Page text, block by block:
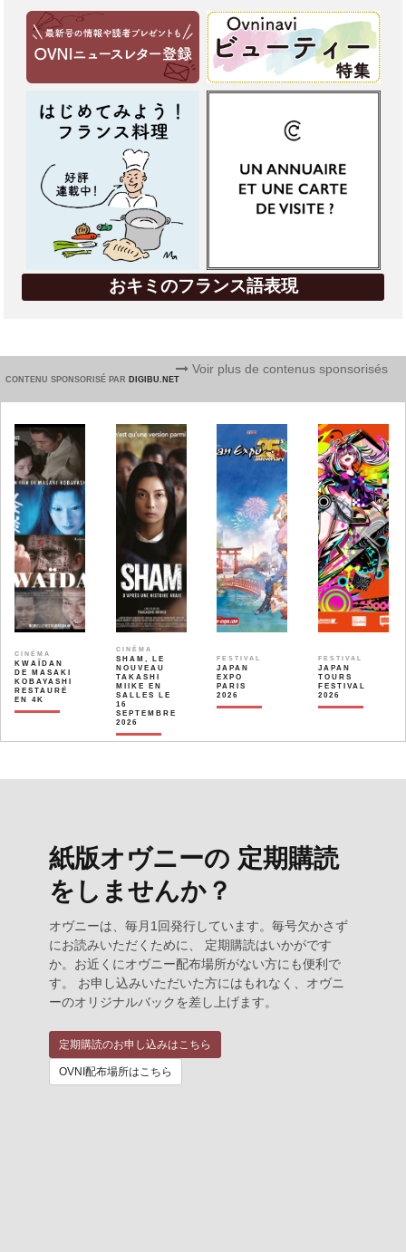
おキミのフランス語表現
CONTENU SPONSORISÉ PAR DIGIBU.NET
Voir plus de contenus sponsorisés
CINÉMA
KWAÏDAN
DE MASAKI
KOBAYASHI
RESTAURÉ
EN 4K
CINÉMA
SHAM, LE
NOUVEAU
TAKASHI
MIIKE EN
SALLES LE
16
SEPTEMBRE
2026
FESTIVAL
JAPAN
EXPO
PARIS
2026
FESTIVAL
JAPAN
TOURS
FESTIVAL
2026
紙版オヴニーの 定期購読
をしませんか？
オヴニーは、毎月1回発行しています。毎号欠かさず
にお読みいただくために、 定期購読はいかがです
か。お近くにオヴニー配布場所がない方にも便利で
す。 お申し込みいただいた方にはもれなく、オヴニ
ーのオリジナルバックを差し上げます。
定期購読のお申し込みはこちら
OVNI配布場所はこちら